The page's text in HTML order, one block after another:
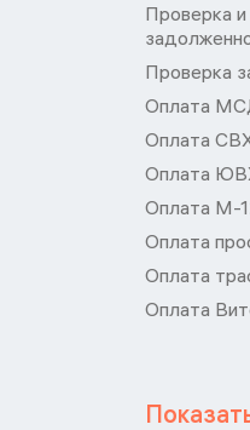
Проверка и
Проверка
Оплата
Оплата
Оплата
Оплата М-
Оплата
Оплата
Оплата